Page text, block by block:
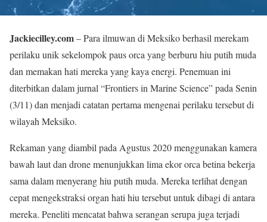
Jackiecilley.com– Para ilmuwan di Meksiko berhasil merekam
perilaku unik sekelompok paus orca yang berburu hiu putih muda
dan memakan hati mereka yang kaya energi. Penemuan ini
diterbitkan dalam jurnal “Frontiers in Marine Science” pada Senin
(3/11) dan menjadi catatan pertama mengenai perilaku tersebut di
wilayah Meksiko.
Rekaman yang diambil pada Agustus 2020 menggunakan kamera
bawah laut dan drone menunjukkan lima ekor orca betina bekerja
sama dalam menyerang hiu putih muda. Mereka terlihat dengan
cepat mengekstraksi organ hati hiu tersebut untuk dibagi di antara
mereka. Peneliti mencatat bahwa serangan serupa juga terjadi